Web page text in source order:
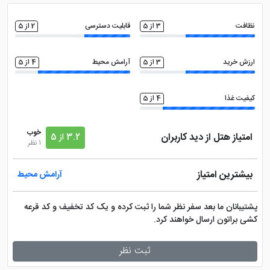
ماهواره خدمات خشک شویی (لاندری)
نظافت 3 از 5 قابلیت دسترسی 2 از 5
ارزش خرید 3 از 5 آرامش محیط 4 از 5
کیفیت غذا 4 از 5
امتیاز هتل از دید کاربران 3.2 از 5
خوب
1 نظر
بیشترین امتیاز آرامش محیط
پشتیبانان ما بعد سفر نظر شما را ثبت کرده و یک کد تخفیف و کد قرعه
کشی براتون ارسال خواهند کرد.
ثبت نظر